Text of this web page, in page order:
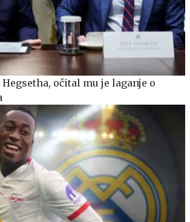
očital mu je laganje o